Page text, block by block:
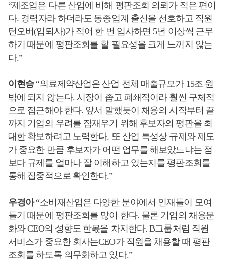
“제조업은 다른 산업에 비해 평판조회 의뢰가 적은 편이
다. 경력자라 하더라도 동종업계 출신을 선호하고 직원
턴오버(입퇴사)가 적어 한 번 입사하면 5년 이상씩 근무
하기 때문에 평판조회를 할 필요성을 크게 느끼지 않는
다.”
이현승 “의료제약산업은 산업 전체 매출규모가 15조 원
밖에 되지 않는다. 시장이 좁고 폐쇄적이라 훨씬 구체적
으로 접근해야 한다. 앞서 말했듯이 채용의 시작부터 끝
까지 기업의 우려를 잠재우기 위해 후보자의 평판을 최
대한 확보하려고 노력한다. 또 산업 특성상 규제와 제도
가 중요한 만큼 후보자가 어떤 업무를 해보았느냐는 점
보다 규제를 얼마나 잘 이해하고 있는지를 평판조회를
통해 집중적으로 확인한다.”
우경아 “소비재산업은 다양한 분야에서 인재들이 모여
들기 때문에 평판조회를 많이 한다. 물론 기업의 채용문
화와CEO의 성향도 한몫을 차지한다. B그룹처럼 직원
서비스가 중요한 회사는CEO가 직원을 채용할 때 평판
조회를 하도록 의무화하고 있다.”